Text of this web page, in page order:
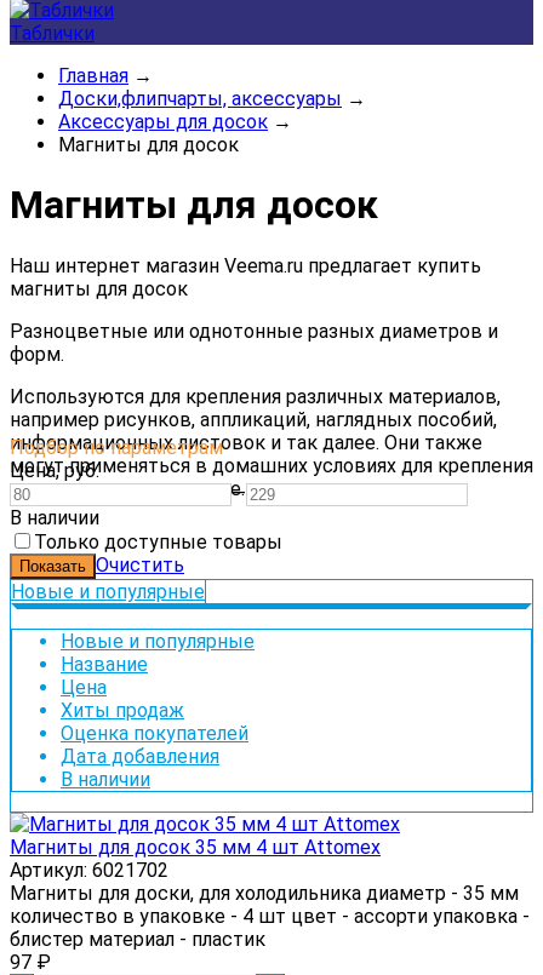
Таблички
Главная →
Доски,флипчарты, аксессуары →
Аксессуары для досок →
Магниты для досок
Магниты для досок
Наш интернет магазин Veema.ru предлагает купить
магниты для досок
Разноцветные или однотонные разных диаметров и
форм.
Используются для крепления различных материалов,
например рисунков, аппликаций, наглядных пособий,
информационныхлистовок и так далее. Они также
могутприменятьсяв домашних условиях для крепления
записокнахолодильнике.
Подбор по параметрам
Цена,руб.
—
В наличии
Только доступные товары
Очистить
Новые и популярные
Новые и популярные
Название
Цена
Хиты продаж
Оценка покупателей
Дата добавления
В наличии
Магниты для досок 35 мм 4 шт Attomex
Артикул: 6021702
Магниты для доски, для холодильника диаметр - 35 мм
количество в упаковке - 4 шт цвет - ассорти упаковка -
блистер материал - пластик
97 ₽